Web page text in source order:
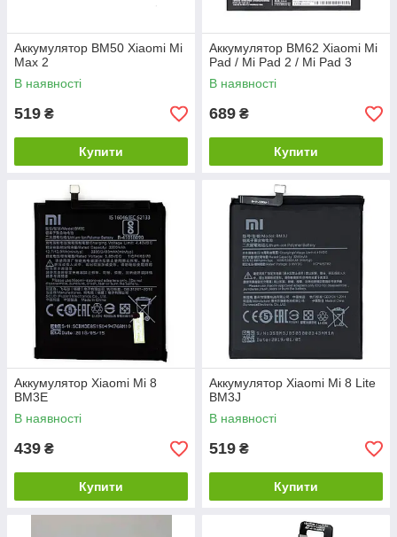
Аккумулятор BM50 Xiaomi Mi
Max 2
В наявності
519 ₴
Купити
Аккумулятор BM62 Xiaomi Mi
Pad / Mi Pad 2 / Mi Pad 3
В наявності
689 ₴
Купити
Аккумулятор Xiaomi Mi 8
BM3E
В наявності
439 ₴
Купити
Аккумулятор Xiaomi Mi 8 Lite
BM3J
В наявності
519 ₴
Купити